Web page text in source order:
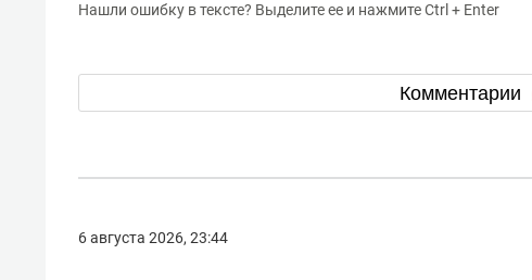
Нашли ошибку в тексте? Выделите ее и нажмите Ctrl + Enter
Комментарии
6 августа 2026, 23:44